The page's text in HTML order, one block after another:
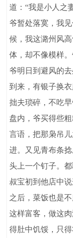
道：“我是小人之
爷暂处落寞，我
候，我这潞州风
体，却不像模样
爷明日到避风的
到来，有银子换
拙夫琐碎，不吃
盘内，爷买得些
言语，把那枭吊
进。又见青布条
头上一个钉子。
叔宝初到他店中
之后，菜饭也是
这样富客，做这
得肚中饥馁，只